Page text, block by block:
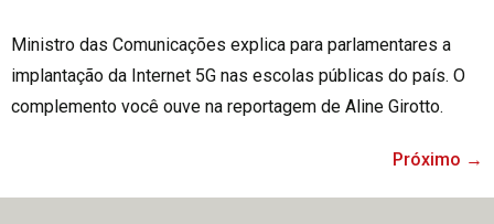
Ministro das Comunicações explica para parlamentares a
implantação da Internet 5G nas escolas públicas do país. O
complemento você ouve na reportagem de Aline Girotto.
Próximo →